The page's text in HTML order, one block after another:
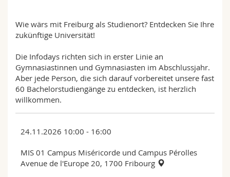
Wie wärs mit Freiburg als Studienort? Entdecken Sie Ihre
zukünftige Universität!
Die Infodays richten sich in erster Linie an
Gymnasiastinnen und Gymnasiasten im Abschlussjahr.
Aber jede Person, die sich darauf vorbereitet unsere fast
60 Bachelorstudiengänge zu entdecken, ist herzlich
willkommen.
24.11.2026 10:00 - 16:00
MIS 01 Campus Miséricorde und Campus Pérolles
Avenue de l'Europe 20, 1700 Fribourg